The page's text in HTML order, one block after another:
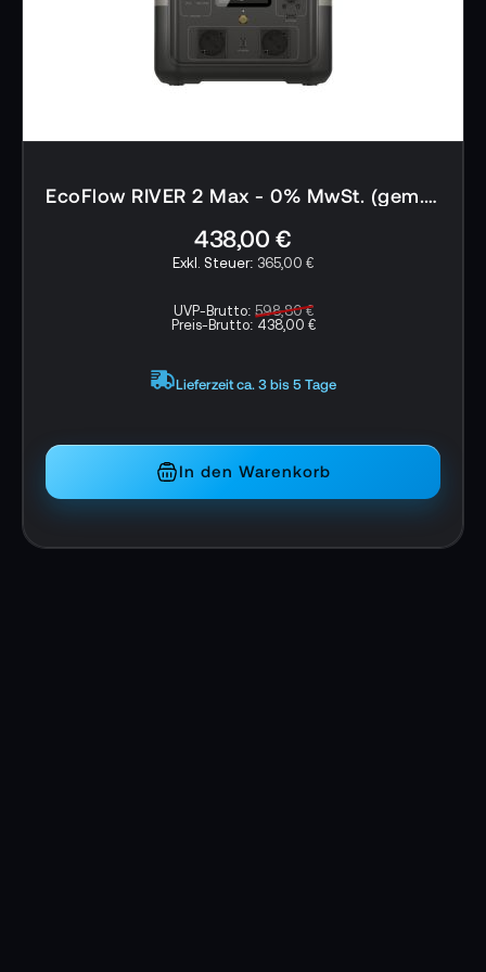
Eigenschaften ECOFLOW River 2 Pro EU:
Aufladen von 0-100 % in 70 Minuten
Sicher und zuverlässig
Grab-and-Go-Power
30 ms-Umschaltmodus
Technische Details ECOFLOW River 2 Pro EU:
Nettogewicht: etwa 7,8 kg
EcoFlow RIVER 2 Max - 0% MwSt. (gem. § 12 Abs. 3 UStG)*
438,00 €
365,00 €
UVP-Brutto: 598,80 €
Preis-Brutto: 438,00 €
Lieferzeit ca. 3 bis 5 Tage
In den Warenkorb